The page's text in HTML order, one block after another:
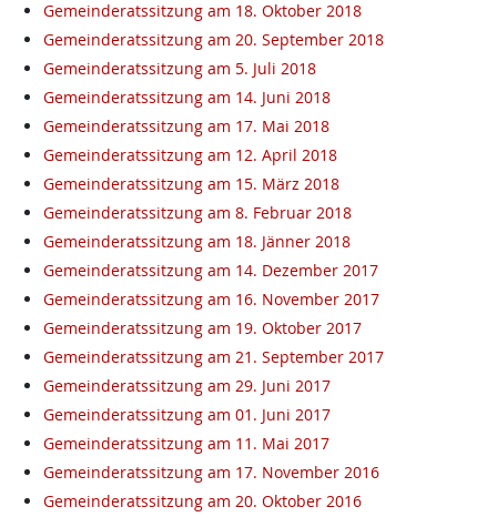
Gemeinderatssitzung am 18. Oktober 2018
Gemeinderatssitzung am 20. September 2018
Gemeinderatssitzung am 5. Juli 2018
Gemeinderatssitzung am 14. Juni 2018
Gemeinderatssitzung am 17. Mai 2018
Gemeinderatssitzung am 12. April 2018
Gemeinderatssitzung am 15. März 2018
Gemeinderatssitzung am 8. Februar 2018
Gemeinderatssitzung am 18. Jänner 2018
Gemeinderatssitzung am 14. Dezember 2017
Gemeinderatssitzung am 16. November 2017
Gemeinderatssitzung am 19. Oktober 2017
Gemeinderatssitzung am 21. September 2017
Gemeinderatssitzung am 29. Juni 2017
Gemeinderatssitzung am 01. Juni 2017
Gemeinderatssitzung am 11. Mai 2017
Gemeinderatssitzung am 17. November 2016
Gemeinderatssitzung am 20. Oktober 2016